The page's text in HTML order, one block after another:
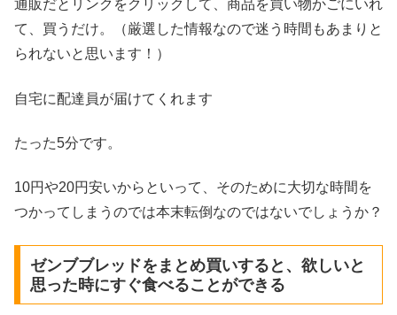
通販だとリンクをクリックして、商品を買い物かごにいれ
て、買うだけ。（厳選した情報なので迷う時間もあまりと
られないと思います！ ）
自宅に配達員が届けてくれます
たった5分です。
10円や20円安いからといって、そのために大切な時間を
つかってしまうのでは本末転倒なのではないでしょうか？
ゼンブブレッドをまとめ買いすると、欲しいと
思った時にすぐ食べることができる